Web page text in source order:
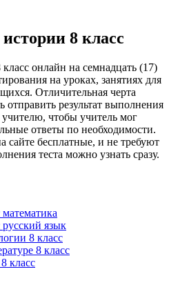
8 класс
онлайн на семнадцать (17)
на уроках, занятиях для
Отличительная черта
отправить результат выполнения
чтобы учитель мог
ответы по необходимости.
сайте бесплатные, и не требуют
теста можно узнать сразу.
язык
8 класс
8 класс
класс